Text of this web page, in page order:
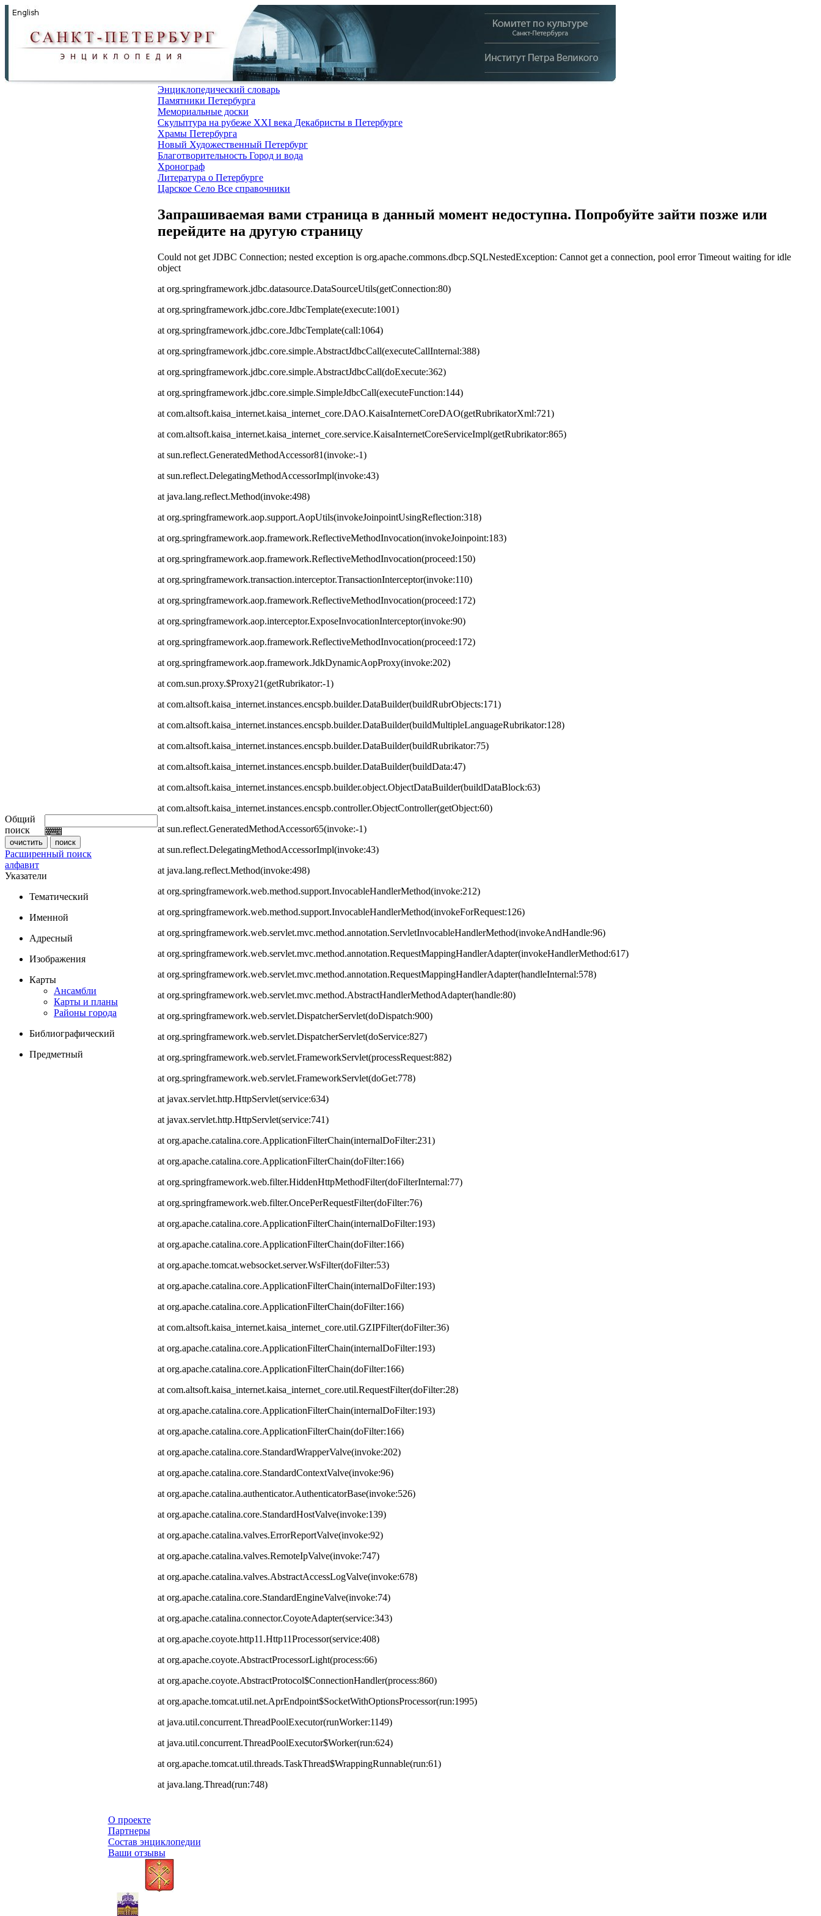
Общий
поиск
Расширенный поиск
алфавит
Указатели
Тематический
Именной
Адресный
Изображения
Карты
Ансамбли
Карты и планы
Районы города
Библиографический
Предметный
Энциклопедический словарь
Памятники Петербурга
Мемориальные доски
Скульптура на рубеже XXI века Декабристы в Петербурге
Храмы Петербурга
Новый Художественный Петербург
Благотворительность Город и вода
Хронограф
Литература о Петербурге
Царское Село Все справочники
Запрашиваемая вами страница в данный момент недоступна. Попробуйте зайти позже или
перейдите на другую страницу
Could not get JDBC Connection; nested exception is org.apache.commons.dbcp.SQLNestedException: Cannot get a connection, pool error Timeout waiting for idle
object
at org.springframework.jdbc.datasource.DataSourceUtils(getConnection:80)
at org.springframework.jdbc.core.JdbcTemplate(execute:1001)
at org.springframework.jdbc.core.JdbcTemplate(call:1064)
at org.springframework.jdbc.core.simple.AbstractJdbcCall(executeCallInternal:388)
at org.springframework.jdbc.core.simple.AbstractJdbcCall(doExecute:362)
at org.springframework.jdbc.core.simple.SimpleJdbcCall(executeFunction:144)
at com.altsoft.kaisa_internet.kaisa_internet_core.DAO.KaisaInternetCoreDAO(getRubrikatorXml:721)
at com.altsoft.kaisa_internet.kaisa_internet_core.service.KaisaInternetCoreServiceImpl(getRubrikator:865)
at sun.reflect.GeneratedMethodAccessor81(invoke:-1)
at sun.reflect.DelegatingMethodAccessorImpl(invoke:43)
at java.lang.reflect.Method(invoke:498)
at org.springframework.aop.support.AopUtils(invokeJoinpointUsingReflection:318)
at org.springframework.aop.framework.ReflectiveMethodInvocation(invokeJoinpoint:183)
at org.springframework.aop.framework.ReflectiveMethodInvocation(proceed:150)
at org.springframework.transaction.interceptor.TransactionInterceptor(invoke:110)
at org.springframework.aop.framework.ReflectiveMethodInvocation(proceed:172)
at org.springframework.aop.interceptor.ExposeInvocationInterceptor(invoke:90)
at org.springframework.aop.framework.ReflectiveMethodInvocation(proceed:172)
at org.springframework.aop.framework.JdkDynamicAopProxy(invoke:202)
at com.sun.proxy.$Proxy21(getRubrikator:-1)
at com.altsoft.kaisa_internet.instances.encspb.builder.DataBuilder(buildRubrObjects:171)
at com.altsoft.kaisa_internet.instances.encspb.builder.DataBuilder(buildMultipleLanguageRubrikator:128)
at com.altsoft.kaisa_internet.instances.encspb.builder.DataBuilder(buildRubrikator:75)
at com.altsoft.kaisa_internet.instances.encspb.builder.DataBuilder(buildData:47)
at com.altsoft.kaisa_internet.instances.encspb.builder.object.ObjectDataBuilder(buildDataBlock:63)
at com.altsoft.kaisa_internet.instances.encspb.controller.ObjectController(getObject:60)
at sun.reflect.GeneratedMethodAccessor65(invoke:-1)
at sun.reflect.DelegatingMethodAccessorImpl(invoke:43)
at java.lang.reflect.Method(invoke:498)
at org.springframework.web.method.support.InvocableHandlerMethod(invoke:212)
at org.springframework.web.method.support.InvocableHandlerMethod(invokeForRequest:126)
at org.springframework.web.servlet.mvc.method.annotation.ServletInvocableHandlerMethod(invokeAndHandle:96)
at org.springframework.web.servlet.mvc.method.annotation.RequestMappingHandlerAdapter(invokeHandlerMethod:617)
at org.springframework.web.servlet.mvc.method.annotation.RequestMappingHandlerAdapter(handleInternal:578)
at org.springframework.web.servlet.mvc.method.AbstractHandlerMethodAdapter(handle:80)
at org.springframework.web.servlet.DispatcherServlet(doDispatch:900)
at org.springframework.web.servlet.DispatcherServlet(doService:827)
at org.springframework.web.servlet.FrameworkServlet(processRequest:882)
at org.springframework.web.servlet.FrameworkServlet(doGet:778)
at javax.servlet.http.HttpServlet(service:634)
at javax.servlet.http.HttpServlet(service:741)
at org.apache.catalina.core.ApplicationFilterChain(internalDoFilter:231)
at org.apache.catalina.core.ApplicationFilterChain(doFilter:166)
at org.springframework.web.filter.HiddenHttpMethodFilter(doFilterInternal:77)
at org.springframework.web.filter.OncePerRequestFilter(doFilter:76)
at org.apache.catalina.core.ApplicationFilterChain(internalDoFilter:193)
at org.apache.catalina.core.ApplicationFilterChain(doFilter:166)
at org.apache.tomcat.websocket.server.WsFilter(doFilter:53)
at org.apache.catalina.core.ApplicationFilterChain(internalDoFilter:193)
at org.apache.catalina.core.ApplicationFilterChain(doFilter:166)
at com.altsoft.kaisa_internet.kaisa_internet_core.util.GZIPFilter(doFilter:36)
at org.apache.catalina.core.ApplicationFilterChain(internalDoFilter:193)
at org.apache.catalina.core.ApplicationFilterChain(doFilter:166)
at com.altsoft.kaisa_internet.kaisa_internet_core.util.RequestFilter(doFilter:28)
at org.apache.catalina.core.ApplicationFilterChain(internalDoFilter:193)
at org.apache.catalina.core.ApplicationFilterChain(doFilter:166)
at org.apache.catalina.core.StandardWrapperValve(invoke:202)
at org.apache.catalina.core.StandardContextValve(invoke:96)
at org.apache.catalina.authenticator.AuthenticatorBase(invoke:526)
at org.apache.catalina.core.StandardHostValve(invoke:139)
at org.apache.catalina.valves.ErrorReportValve(invoke:92)
at org.apache.catalina.valves.RemoteIpValve(invoke:747)
at org.apache.catalina.valves.AbstractAccessLogValve(invoke:678)
at org.apache.catalina.core.StandardEngineValve(invoke:74)
at org.apache.catalina.connector.CoyoteAdapter(service:343)
at org.apache.coyote.http11.Http11Processor(service:408)
at org.apache.coyote.AbstractProcessorLight(process:66)
at org.apache.coyote.AbstractProtocol$ConnectionHandler(process:860)
at org.apache.tomcat.util.net.AprEndpoint$SocketWithOptionsProcessor(run:1995)
at java.util.concurrent.ThreadPoolExecutor(runWorker:1149)
at java.util.concurrent.ThreadPoolExecutor$Worker(run:624)
at org.apache.tomcat.util.threads.TaskThread$WrappingRunnable(run:61)
at java.lang.Thread(run:748)
О проекте
Партнеры
Состав энциклопедии
Ваши отзывы